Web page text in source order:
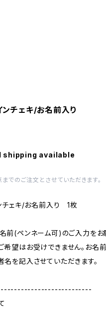
チェキ/お名前入り
available
でのご注文とさせていただきます。
チェキ/お名前入り 1枚
前(ペンネーム可)のご入力をお
希望はお受けできません。お名
名を記入させていただきます。